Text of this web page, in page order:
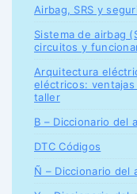
Airbag, SRS y
Sistema de airbag
circuitos y
Arquitectura
eléctricos:
taller
B – Diccionario del
DTC Códigos
Ñ – Diccionario del